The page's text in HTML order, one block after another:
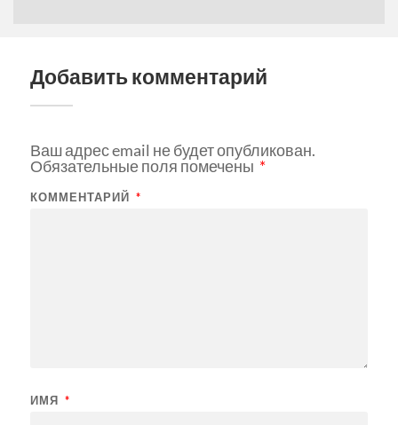
Добавить комментарий
Ваш адрес email не будет опубликован.
Обязательные поля помечены *
КОММЕНТАРИЙ *
ИМЯ *